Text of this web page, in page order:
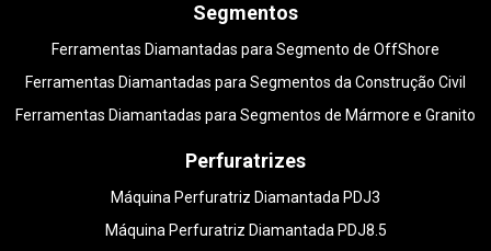
Segmentos
Ferramentas Diamantadas para Segmento de OffShore
Ferramentas Diamantadas para Segmentos da Construção Civil
Ferramentas Diamantadas para Segmentos de Mármore e Granito
Perfuratrizes
Máquina Perfuratriz Diamantada PDJ3
Máquina Perfuratriz Diamantada PDJ8.5